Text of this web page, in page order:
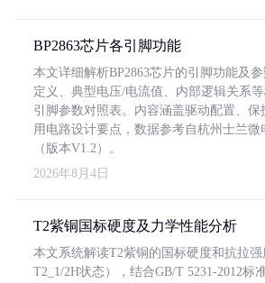
BP2863芯片各引脚功能
本文详细解析BP2863芯片的引脚功能及
定义、典型电压/电流值、内部逻辑关系
引脚参数对照表。内容涵盖驱动配置、保
用电路设计要点，数据参考自杭州士兰微
（版本V1.2）。
2026年8月4日
T2紫铜国标硬度及力学性能分析
本文系统解读T2紫铜的国标硬度和抗拉强
T2_1/2H状态），结合GB/T 5231-2012标